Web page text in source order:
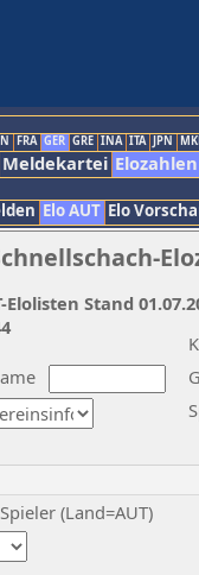
FRA GER GRE INA ITA JPN
Meldekartei Elozahlen
Elo AUT Elo
(Land=AUT)
Elolisten Stand